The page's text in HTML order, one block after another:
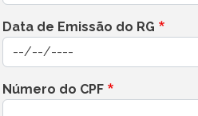
Data de Emissão do RG
Data
Número do CPF